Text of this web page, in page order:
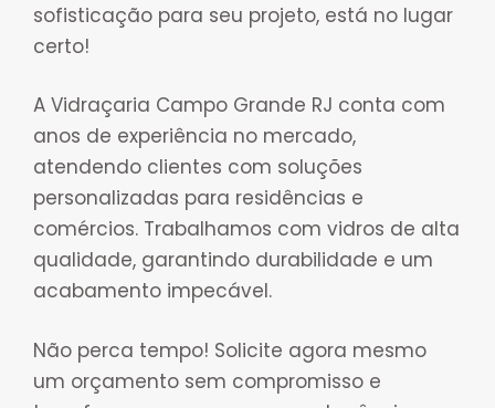
sofisticação para seu projeto, está no lugar
certo!
A Vidraçaria Campo Grande RJ conta com
anos de experiência no mercado,
atendendo clientes com soluções
personalizadas para residências e
comércios. Trabalhamos com vidros de alta
qualidade, garantindo durabilidade e um
acabamento impecável.
Não perca tempo! Solicite agora mesmo
um orçamento sem compromisso e